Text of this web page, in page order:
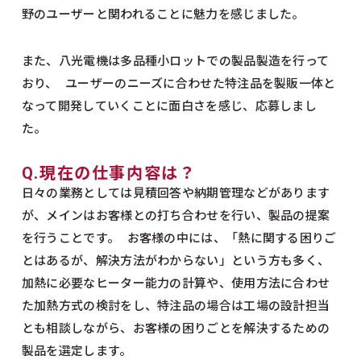
野のユーザーと関われることに魅力を感じました。
また、八光電機は多品種小ロットでの製品製造を行って
おり、 ユーザーのニーズに合わせた特注品を製販一体と
なって開発していくことに面白さを感じ、応募しまし
た。
Q.現在の仕事内容は？
日々の業務としては見積回答や納期管理などがあります
が、メインはお客様との打ち合わせを行い、製品の提案
を行うことです。 お客様の中には、「熱に関する困りご
とはあるが、解決方法がわからない」という方も多く、
加熱に必要なヒーター能力の計算や、使用方法に合わせ
た加熱方式の検討をし、特注品の場合は工場の設計担当
とも相談しながら、お客様の困りごとを解決するための
製品を選定します。